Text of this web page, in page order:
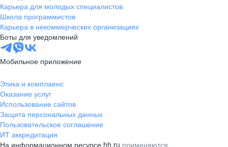
Карьера для молодых специалистов
Школа программистов
Карьера в некоммерческих организациях
Боты для уведомлений
Мобильное приложение
Этика и комплаенс
Оказание услуг
Использование сайтов
Защита персональных данных
Пользовательское соглашение
ИТ аккредитация
На информационном ресурсе hh.ru применяются